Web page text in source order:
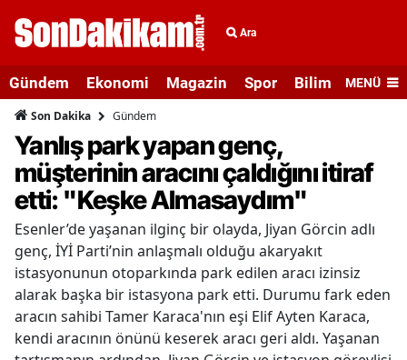
Ara
Gündem Ekonomi Magazin Spor Bilim veMENÜ
Son Dakika Gündem
Yanlış park yapan genç,
müşterinin aracını çaldığını itiraf
etti: "Keşke Almasaydım"
Esenler’de yaşanan ilginç bir olayda, Jiyan Görcin adlı
genç, İYİ Parti’nin anlaşmalı olduğu akaryakıt
istasyonunun otoparkında park edilen aracı izinsiz
alarak başka bir istasyona park etti. Durumu fark eden
aracın sahibi Tamer Karaca'nın eşi Elif Ayten Karaca,
kendi aracının önünü keserek aracı geri aldı. Yaşanan